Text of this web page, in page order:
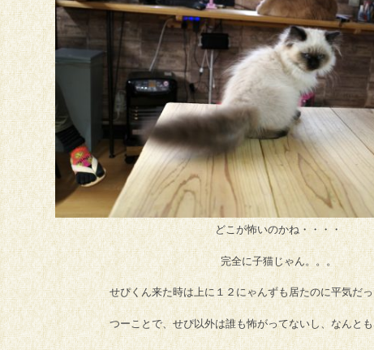
どこが怖いのかね・・・・
完全に子猫じゃん。。。
せぴくん来た時は上に１２にゃんずも居たのに平気だ
つーことで、せぴ以外は誰も怖がってないし、なんと